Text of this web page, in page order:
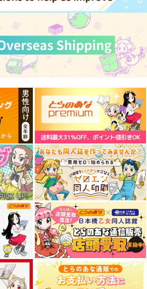
その日、夢想は共鳴す
る
少女フラクタル
785 （税込）
サンプル
作品詳細